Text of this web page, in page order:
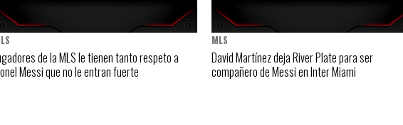
de la MLS le tienen tanto respeto a
Messi que no le entran fuerte
MLS
David Martínez deja River Plate para ser
compañero de Messi en Inter Miami